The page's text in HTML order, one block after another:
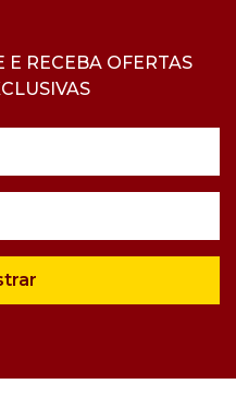
E RECEBA OFERTAS